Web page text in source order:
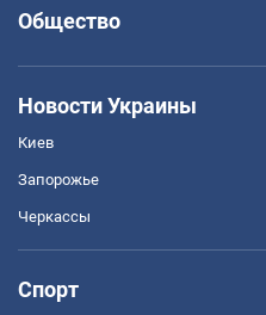
Общество
Новости Украины
Киев
Запорожье
Черкассы
Спорт